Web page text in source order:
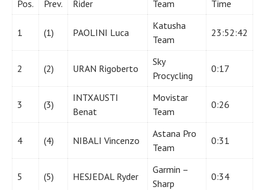
Pos. Prev. Rider Team Time
1 (1) PAOLINI Luca
Katusha
Team
23:52:42
2 (2) URAN Rigoberto
Sky
Procycling
0:17
3 (3)
INTXAUSTI
Benat
Movistar
Team
0:26
4 (4) NIBALI Vincenzo
Astana Pro
Team
0:31
5 (5) HESJEDAL Ryder
Garmin –
Sharp
0:34